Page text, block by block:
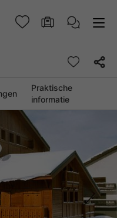
0 huisdier
Praktische
informatie